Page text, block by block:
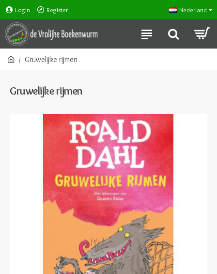
Login Register Nederland
Gruwelijke rijmen
Gruwelijke rijmen